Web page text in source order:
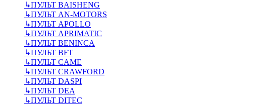
↳ПУЛЬТ BAISHENG
↳ПУЛЬТ AN-MOTORS
↳ПУЛЬТ APOLLO
↳ПУЛЬТ APRIMATIC
↳ПУЛЬТ BENINCA
↳ПУЛЬТ BFT
↳ПУЛЬТ CAME
↳ПУЛЬТ CRAWFORD
↳ПУЛЬТ DASPI
↳ПУЛЬТ DEA
↳ПУЛЬТ DITEC